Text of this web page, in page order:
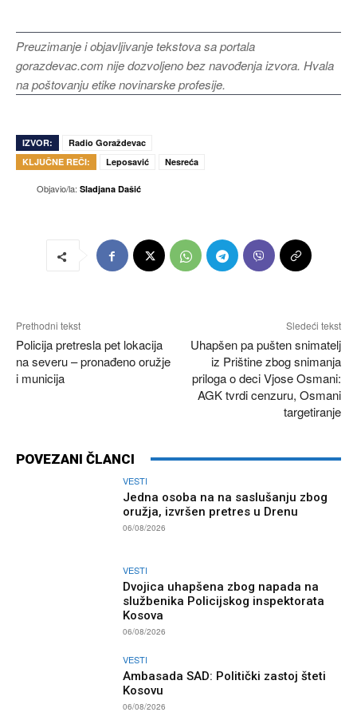
Preuzimanje i objavljivanje tekstova sa portala
gorazdevac.com nije dozvoljeno bez navođenja izvora. Hvala
na poštovanju etike novinarske profesije.
IZVOR:
Radio Goraždevac
KLJUČNE REČI:
Leposavić Nesreća
Objavio/la: Sladjana Dašić
Prethodni tekst
Policija pretresla pet lokacija
na severu – pronađeno oružje
i municija
Sledeći tekst
Uhapšen pa pušten snimatelj
iz Prištine zbog snimanja
priloga o deci Vjose Osmani:
AGK tvrdi cenzuru, Osmani
targetiranje
POVEZANI ČLANCI
VESTI
Jedna osoba na na saslušanju zbog
oružja, izvršen pretres u Drenu
06/08/2026
VESTI
Dvojica uhapšena zbog napada na
službenika Policijskog inspektorata
Kosova
06/08/2026
VESTI
Ambasada SAD: Politički zastoj šteti
Kosovu
06/08/2026